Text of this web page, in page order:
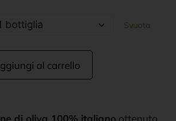
Svuota
al carrello
di oliva 100% italiano ottenuto